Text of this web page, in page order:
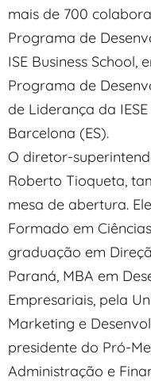
mais de 700
Programa de
ISE Business School,
Programa de
de Liderança da
Barcelona (ES).
O diretor-
Roberto Tioqueta,
mesa de abertura.
Formado em
graduação em
Paraná, MBA em
Empresariais, pela
Marketing e
presidente do Pró-
Administração e